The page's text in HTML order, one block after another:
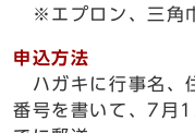
※エプロン、三角
申込方法
ハガキに行事名、
番号を書いて、7月